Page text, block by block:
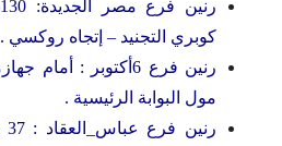
كوبري التجنيد – إتجاه روكسي .
مول البوابة الرئيسية .